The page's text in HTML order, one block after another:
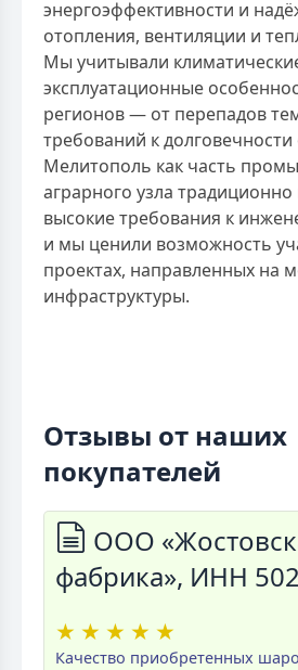
энергоэффективности и
отопления, вентиляции и
Мы учитывали
эксплуатационные
регионов — от перепадов
требований к
Мелитополь как часть
аграрного узла
высокие требования к
и мы ценили возможность
проектах, направленных на
инфраструктуры.
Отзывы от наших
покупателей
ООО
фабрика», ИНН
★ ★ ★ ★ ★
Качество приобретенных